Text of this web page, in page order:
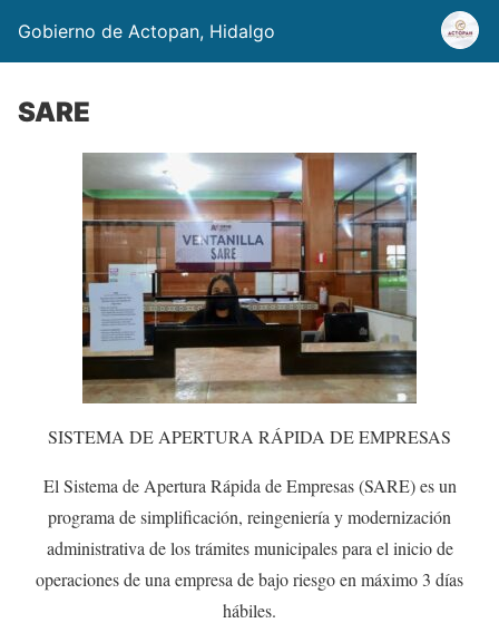
Gobierno de Actopan, Hidalgo
SARE
SISTEMA DE APERTURA RÁPIDA DE EMPRESAS
El Sistema de Apertura Rápida de Empresas (SARE) es un
programa de simplificación, reingeniería y modernización
administrativa de los trámites municipales para el inicio de
operaciones de una empresa de bajo riesgo en máximo 3 días
hábiles.